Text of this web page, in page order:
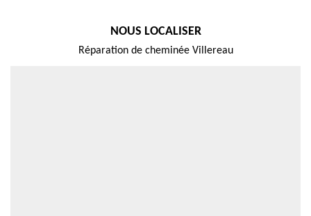
NOUS LOCALISER
Réparation de cheminée Villereau